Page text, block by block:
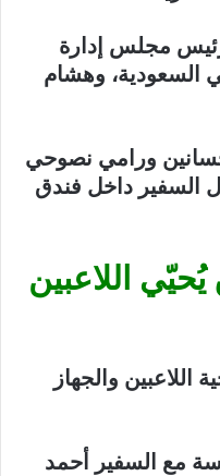
مجلس إدارة
السعودية، وهشام
ورامي نصوحي
السفير داخل فندق
اللاعبين
اللاعبين والجهاز
مع السفير أحمد